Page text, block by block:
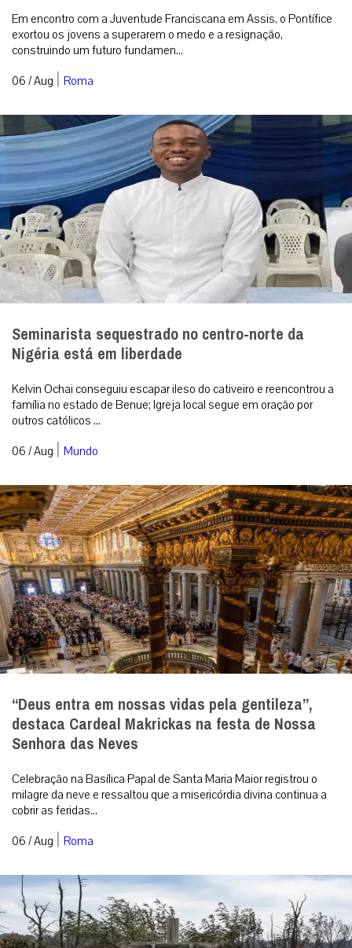
Em encontro com a Juventude Franciscana em Assis, o Pontífice
exortou os jovens a superarem o medo e a resignação,
construindo um futuro fundamen...
06 / Aug | Roma
Seminarista sequestrado no centro-norte da
Nigéria está em liberdade
Kelvin Ochai conseguiu escapar ileso do cativeiro e reencontrou a
família no estado de Benue; Igreja local segue em oração por
outros católicos ...
06 / Aug | Mundo
“Deus entra em nossas vidas pela gentileza”,
destaca Cardeal Makrickas na festa de Nossa
Senhora das Neves
Celebração na Basílica Papal de Santa Maria Maior registrou o
milagre da neve e ressaltou que a misericórdia divina continua a
cobrir as feridas...
06 / Aug | Roma